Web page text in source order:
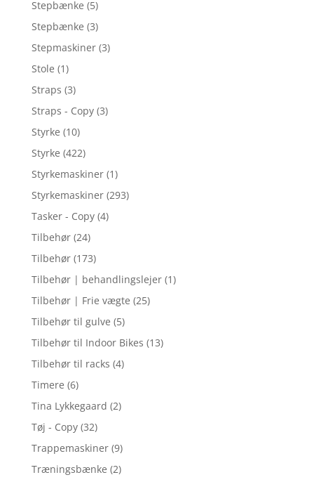
Stepbænke (5)
Stepbænke (3)
Stepmaskiner (3)
Stole (1)
Straps (3)
Straps - Copy (3)
Styrke (10)
Styrke (422)
Styrkemaskiner (1)
Styrkemaskiner (293)
Tasker - Copy (4)
Tilbehør (24)
Tilbehør (173)
Tilbehør | behandlingslejer (1)
Tilbehør | Frie vægte (25)
Tilbehør til gulve (5)
Tilbehør til Indoor Bikes (13)
Tilbehør til racks (4)
Timere (6)
Tina Lykkegaard (2)
Tøj - Copy (32)
Trappemaskiner (9)
Træningsbænke (2)